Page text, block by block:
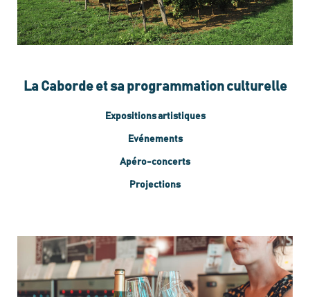
La Caborde et sa programmation culturelle
Expositions artistiques
Evénements
Apéro-concerts
Projections